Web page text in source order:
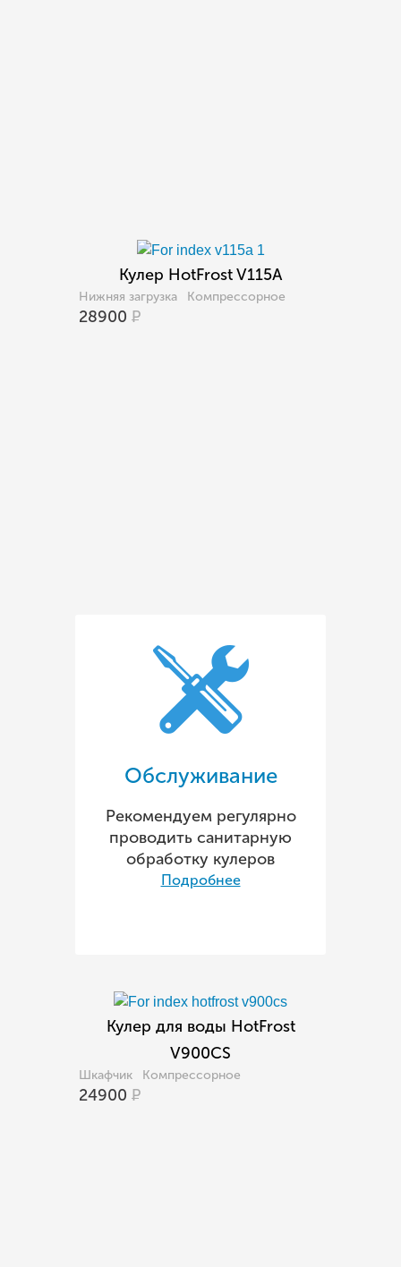
Кулер HotFrost V115A
Нижняя загрузка Компрессорное
28900 Р
Обслуживание
Рекомендуем регулярно
проводить санитарную
обработку кулеров
Подробнее
Кулер для воды HotFrost
V900CS
Шкафчик Компрессорное
24900 Р